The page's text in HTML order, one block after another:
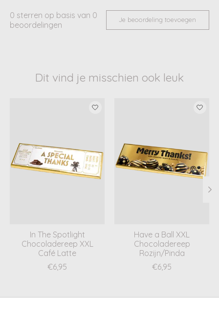
0 sterren op basis van 0
beoordelingen
Je beoordeling toevoegen
Dit vind je misschien ook leuk
Items van productcarrousel
In The Spotlight
Chocoladereep XXL
Café Latte
€6,95
Have a Ball XXL
Chocoladereep
Rozijn/Pinda
€6,95